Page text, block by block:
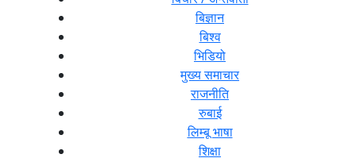
बिज्ञान
बिश्व
भिडियो
मुख्य समाचार
राजनीति
रुबाई
लिम्बू भाषा
शिक्षा